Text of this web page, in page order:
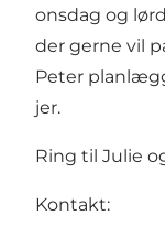
onsdag og
der gerne vil
Peter
jer.
Ring til Julie
Kontakt: